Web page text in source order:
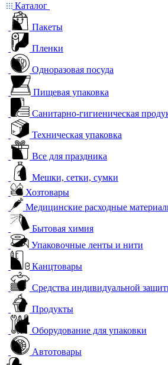
Каталог
Пакеты
Пленки
Одноразовая посуда
Пищевая упаковка
Санитарно-гигиеническая
Техническая упаковка
Все для праздника
Мешки, сетки, сумки
Хозтовары
Медицинские расходные
Бытовая химия
Упаковочные ленты и нити
Канцтовары
Средства индивидуальной
Продукты
Оборудование для упаковки
Автотовары